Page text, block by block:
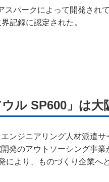
スパークによって開発され
記録に認定された。
ル SP600」は大
ンジニアリング人材派遣
発のアウトソーシング事
により、ものづくり企業へ